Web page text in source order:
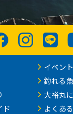
ド
イベン
釣れる
大裕丸
よくあ